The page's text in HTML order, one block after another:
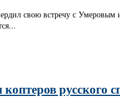
свою встречу с
русского